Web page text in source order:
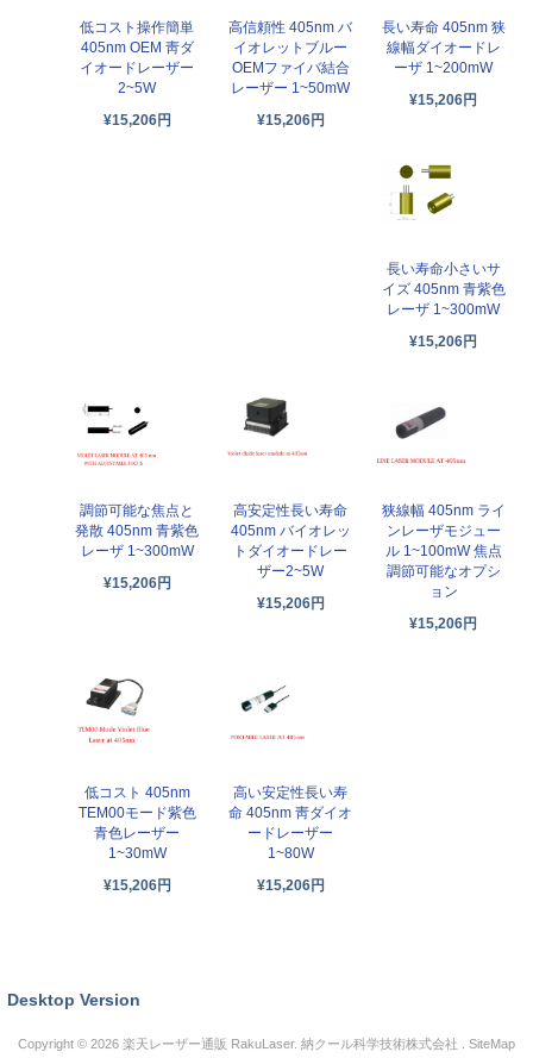
低コスト操作簡単
405nm OEM 靑ダ
イオードレーザー
2~5W
¥15,206円
高信頼性 405nm バ
イオレットブルー
OEMファイバ結合
レーザー 1~50mW
¥15,206円
長い寿命 405nm 狭
線幅ダイオードレ
ーザ 1~200mW
¥15,206円
長い寿命小さいサ
イズ 405nm 青紫色
レーザ 1~300mW
¥15,206円
調節可能な焦点と
発散 405nm 青紫色
レーザ 1~300mW
¥15,206円
高安定性長い寿命
405nm バイオレッ
トダイオードレー
ザー2~5W
¥15,206円
狭線幅 405nm ライ
ンレーザモジュー
ル 1~100mW 焦点
調節可能なオプシ
ョン
¥15,206円
低コスト 405nm
TEM00モード紫色
青色レーザー
1~30mW
¥15,206円
高い安定性長い寿
命 405nm 靑ダイオ
ードレーザー
1~80W
¥15,206円
Desktop Version
Copyright © 2026 楽天レーザー通販 RakuLaser. 納クール科学技術株式会社 . SiteMap